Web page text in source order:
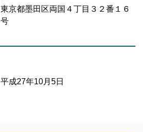
東京都墨田区両国４丁目３２番１６
号
平成27年10月5日